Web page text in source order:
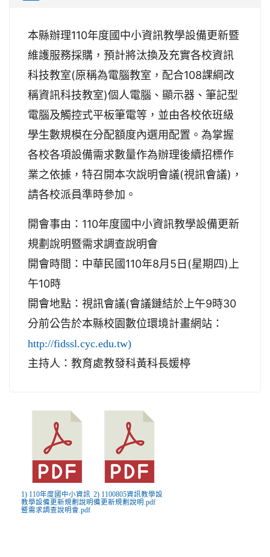
本縣辦理110年度國中小資訊教學設備更新暨
維護服務採購，預計將汰換及充實各校資訊
科技教室(原稱為電腦教室，配合108課綱改
稱資訊科技教室)個人電腦、顯示器、筆記型
電腦及觸控式平板筆電等，並由各校依班級
學生數規模在分配額度內選用配置。為掌握
各校各項設備需求數量作為辦理後續招標作
業之依據，特召開本次說明會議(視訊會議)，
請各校派員準時參加。
開會事由：110年度國中小資訊教學設備更新
規劃說明暨需求調查說明會
開會時間：中華民國110年8月5日(星期四)上
午10時
開會地點：視訊會議(會議鏈結於上午9時30
分前公告於本縣校園數位環境計畫網站：
http://fidssl.cyc.edu.tw)
主持人：教育處教發科黃科長媛楟
1) 110年度國中小資訊
教學設備更新規劃說明
暨需求調查說明會.pdf
2) 1100805資訊教學設
備更新規劃說明.pdf